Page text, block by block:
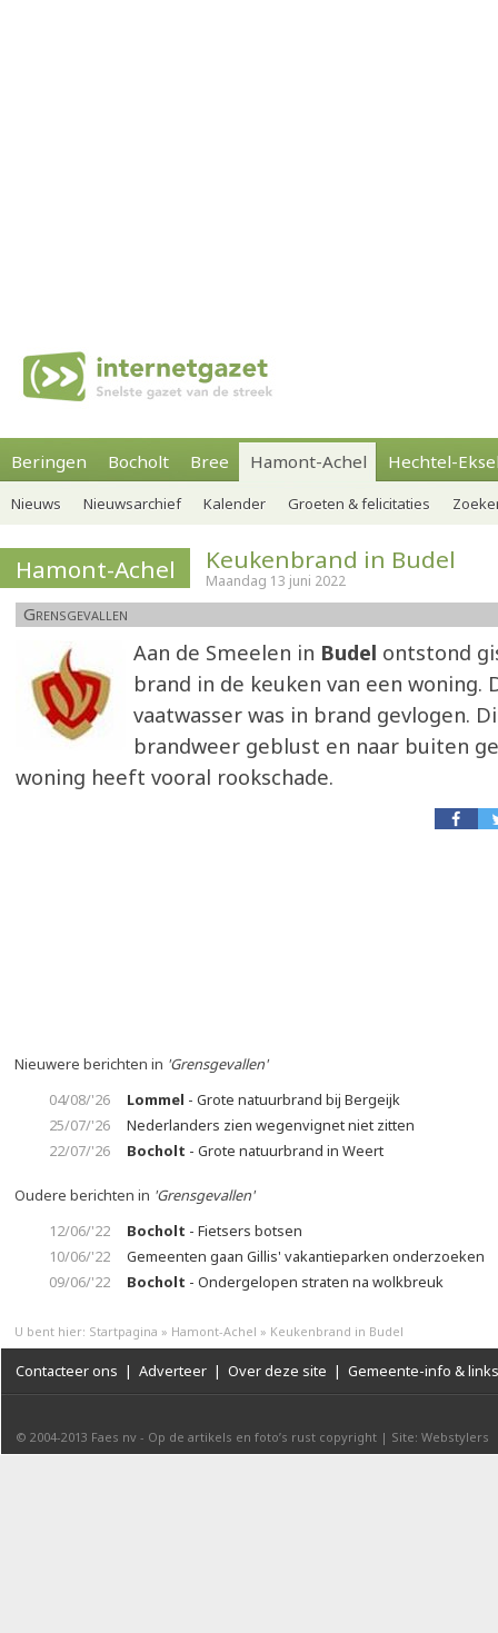
Beringen Bocholt Bree Hamont-Achel Hechtel-
Nieuws Nieuwsarchief Kalender Groeten & felicitaties
Hamont-Achel Keukenbrand in Budel
Maandag 13 juni 2022
Grensgevallen
Aan de Smeelen in Budel ontstond
brand in de keuken van een woning.
vaatwasser was in brand gevlogen.
brandweer geblust en naar buiten
woning heeft vooral rookschade.
Nieuwere berichten in 'Grensgevallen'
04/08/'26
Lommel - Grote natuurbrand bij Bergeijk
25/07/'26
Nederlanders zien wegenvignet niet zitten
22/07/'26
Bocholt - Grote natuurbrand in Weert
Oudere berichten in 'Grensgevallen'
12/06/'22
Bocholt - Fietsers botsen
10/06/'22
Gemeenten gaan Gillis' vakantieparken onderzoeken
09/06/'22
Bocholt - Ondergelopen straten na wolkbreuk
U bent hier: Startpagina » Hamont-Achel » Keukenbrand in Budel
Contacteer ons | Adverteer | Over deze site | Gemeente-info & links
© 2004-2013 Faes nv - Op de artikels en foto’s rust copyright | Site: Webstylers